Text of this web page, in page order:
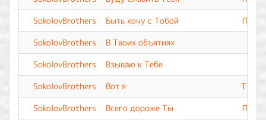
SokolovBrothers
Быть хочу с Тобой
SokolovBrothers
В Твоих объятиях
SokolovBrothers
Взываю к Тебе
SokolovBrothers
Вот я
Ты
SokolovBrothers
Всего дороже Ты